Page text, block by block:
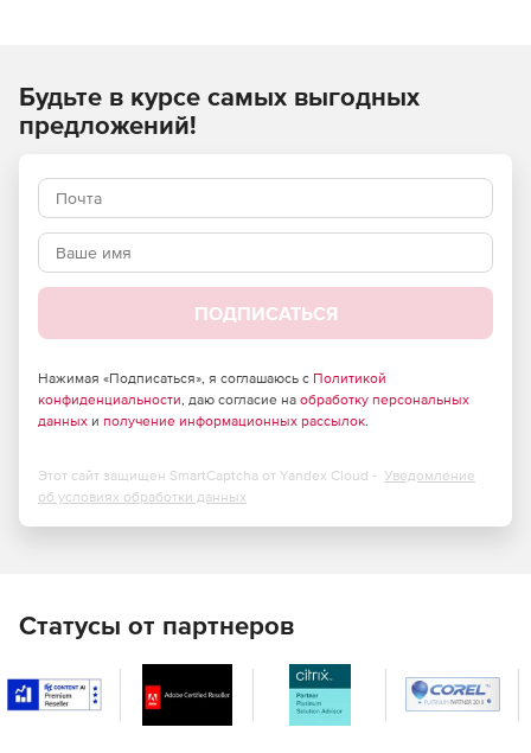
Будьте в курсе самых выгодных
предложений!
ПОДПИСАТЬСЯ
Нажимая «Подписаться», я соглашаюсь с Политикой
конфиденциальности, даю согласие на обработку персональных
данных и получение информационных рассылок.
Этот сайт защищен SmartCaptcha от Yandex Cloud - Уведомление
об условиях обработки данных
Статусы от партнеров